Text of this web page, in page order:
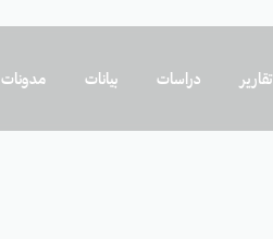
تقارير دراسات بيانات مدونات